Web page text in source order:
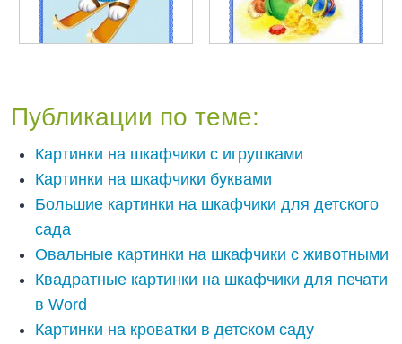
Публикации по теме:
Картинки на шкафчики с игрушками
Картинки на шкафчики буквами
Большие картинки на шкафчики для детского
сада
Овальные картинки на шкафчики с животными
Квадратные картинки на шкафчики для печати
в Word
Картинки на кроватки в детском саду